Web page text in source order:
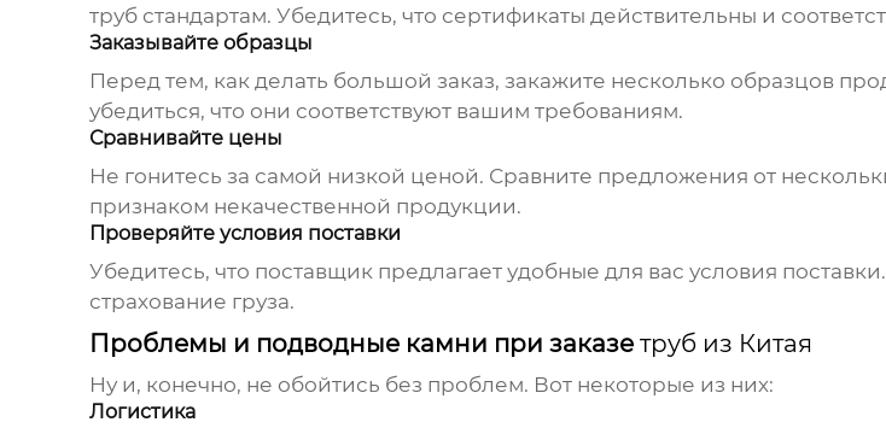
трубстандартам. Убедитесь, что сертификаты действительны и
Заказывайте образцы
Перед тем, как делать большой заказ, закажите несколько образцов
убедиться, что они соответствуют вашим требованиям.
Сравнивайте цены
Не гонитесь за самой низкой ценой. Сравните предложения от
признаком некачественной продукции.
Проверяйте условия поставки
Убедитесь, что поставщик предлагает удобные для вас условия
страхование груза.
Проблемы и подводные камни при заказе труб из Китая
Ну и, конечно, не обойтись без проблем. Вот некоторые из них:
Логистика